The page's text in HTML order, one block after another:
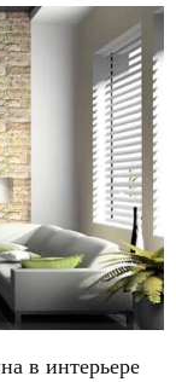
в интерьере